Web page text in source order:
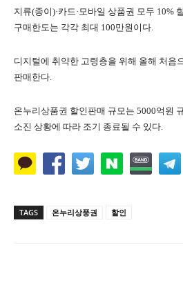
지류(종이)·카드·모바일 상품권 모두 10%
구매한도는 각각 최대 100만원이다.
디지털에 취약한 고령층을 위해 올해 처음
판매한다.
온누리상품권 할인판매 규모는 5000억원
소진 상황에 따라 조기 종료될 수 있다.
TAGS 온누리상풍권 할인